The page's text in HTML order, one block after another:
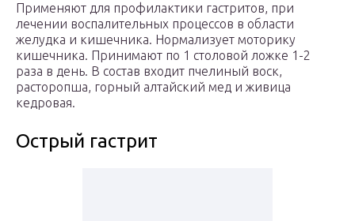
Применяют для профилактики гастритов, при
лечении воспалительных процессов в области
желудка и кишечника. Нормализует моторику
кишечника. Принимают по 1 столовой ложке 1-2
раза в день. В состав входит пчелиный воск,
расторопша, горный алтайский мед и живица
кедровая.
Острый гастрит